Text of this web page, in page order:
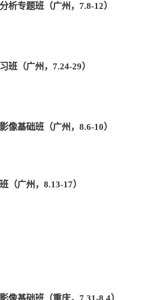
析专题班（广州，7.8-12）
班（广州，7.24-29）
像基础班（广州，8.6-10）
（广州，8.13-17）